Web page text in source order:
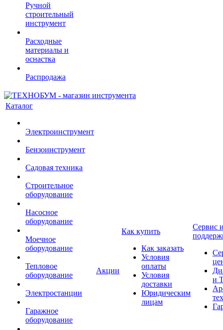
Ручной
строительный
инструмент
Расходные
материалы и
оснастка
Распродажа
Каталог
Электроинструмент
Бензоинструмент
Садовая техника
Строительное
оборудование
Насосное
оборудование
Моечное
оборудование
Тепловое
оборудование
Электростанции
Гаражное
оборудование
Акции
Как купить
Как заказать
Условия
оплаты
Условия
доставки
Юридическим
лицам
Сервис
и